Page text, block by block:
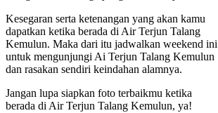
Kesegaran serta ketenangan yang akan kamu
dapatkan ketika berada di Air Terjun Talang
Kemulun. Maka dari itu jadwalkan weekend ini
untuk mengunjungi Ai Terjun Talang Kemulun
dan rasakan sendiri keindahan alamnya.
Jangan lupa siapkan foto terbaikmu ketika
berada di Air Terjun Talang Kemulun, ya!